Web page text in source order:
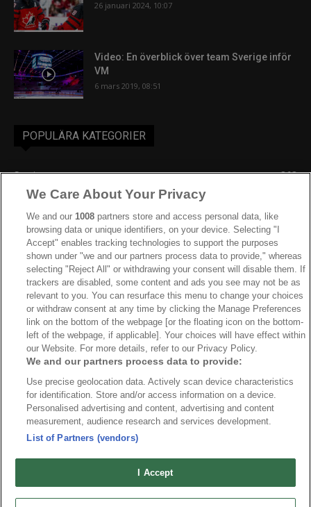
26 januari 2024, 10:07
Video: En överblick över team Sverige inför
VM
6 mars 2019, 08:51
POPULÄRA KATEGORIER
Sverige
863
Ishockey-VM
IIHF
JVM
Kanada
206
Dam VM
187
Finland
181
Video
179
Ishockey-OS
175
Om oss Redaktionen Kontakta oss Cookies Integritetspolicy
© 2026 VMishockey.se | Alla rättigheter är reserverade.
We Care About Your Privacy
We and our1008 partners store and access personal data, like
browsing data or unique identifiers, on your device. Selecting "I
Accept" enables tracking technologies to support the purposes
shown under "we and our partners process data to provide," whereas
selecting "Reject All" or withdrawing your consent will disable them. If
trackers are disabled, some content and ads you see may not be as
relevant to you. You can resurface this menu to change your choices
or withdraw consent at any time by clicking the Manage Preferences
link on the bottom of the webpage [or the floating icon on the bottom-
left of the webpage, if applicable]. Your choices will have effect within
our Website. For more details, refer to our Privacy Policy.
We and our partners process data to provide:
Use precise geolocation data. Actively scan device characteristics
for identification. Store and/or access information on a device.
Personalised advertising and content, advertising and content
measurement, audience research and services development.
List of Partners (vendors)
I Accept